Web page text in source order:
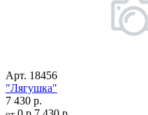
Арт. 18456
"Лягушка"
7 430 р.